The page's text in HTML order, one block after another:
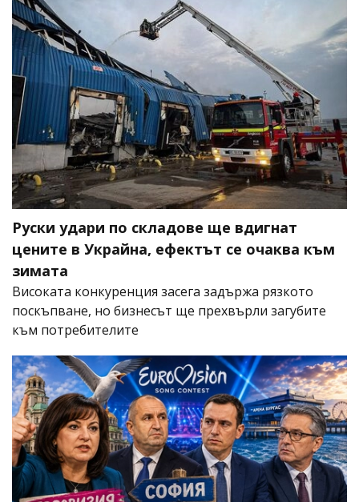
Руски удари по складове ще вдигнат
цените в Украйна, ефектът се очаква към
зимата
Високата конкуренция засега задържа рязкото
поскъпване, но бизнесът ще прехвърли загубите
към потребителите